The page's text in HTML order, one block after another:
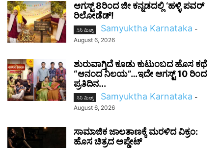
ಆಗಸ್ಟ್ 8ರಿಂದ ಜೀ ಕನ್ನಡದಲ್ಲಿ ‘ಹಳ್ಳಿ ಪವರ್
ರಿಲೋಡೆಡ್!
ಸಿನಿ ಮಿಲ್ಸ್ Samyuktha Karnataka -
August 6, 2026
ಶುರುವಾಗ್ತಿದೆ ಕೂಡು ಕುಟುಂಬದ ಹೊಸ ಕಥೆ
“ಆನಂದ ನಿಲಯ”…ಇದೇ ಆಗಸ್ಟ್ 10 ರಿಂದ
ಪ್ರತಿದಿನ...
ಸಿನಿ ಮಿಲ್ಸ್ Samyuktha Karnataka -
August 6, 2026
ಸಾಮಾಜಿಕ ಜಾಲತಾಣಕ್ಕೆ ಮರಳಿದ ವಿಕ್ರಂ:
ಹೊಸ ಚಿತ್ರದ ಅಪ್ಡೇಟ್